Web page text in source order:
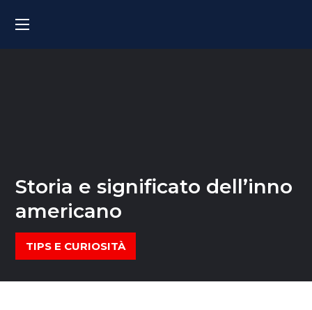
Storia e significato dell’inno
americano
TIPS E CURIOSITÀ